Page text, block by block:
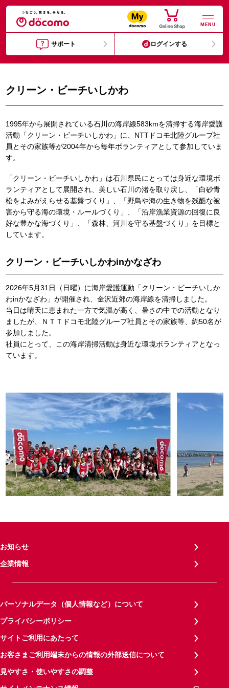
MENU
サポート ログインする
クリーン・ビーチいしかわ
1995年から展開されている石川の海岸線583kmを清掃する海岸愛護
活動「クリーン・ビーチいしかわ」に、NTTドコモ北陸グループ社
員とその家族等が2004年から毎年ボランティアとして参加していま
す。
「クリーン・ビーチいしかわ」は石川県民にとっては身近な環境ボ
ランティアとして展開され、美しい石川の渚を取り戻し、「白砂青
松をよみがえらせる基盤づくり」、「野鳥や海の生き物を残酷な被
害から守る海の環境・ルールづくり」、「沿岸漁業資源の回復に良
好な豊かな海づくり」、「森林、河川を守る基盤づくり」を目標と
しています。
クリーン・ビーチいしかわinかなざわ
2026年5月31日（日曜）に海岸愛護運動「クリーン・ビーチいしか
わinかなざわ」が開催され、金沢近郊の海岸線を清掃しました。
当日は晴天に恵まれた一方で気温が高く、暑さの中での活動となり
ましたが、ＮＴＴドコモ北陸グループ社員とその家族等、約50名が
参加しました。
社員にとって、この海岸清掃活動は身近な環境ボランティアとなっ
ています。
お知らせ
企業情報
パーソナルデータ（個人情報など）について
プライバシーポリシー
サイトご利用にあたって
お客さまご利用端末からの情報の外部送信について
見やすさ・使いやすさの調整